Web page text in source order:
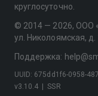
круглосуточно.
© 2014 — 2026, ООО
ул. Николоямская,
Поддержка:
v3.10.4 SSR
UUID: 675dd1f6-0958-